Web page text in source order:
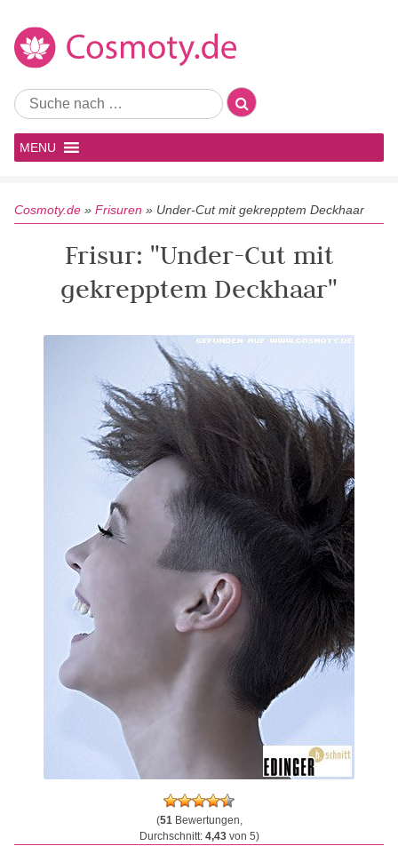
MENU
Cosmoty.de » Frisuren » Under-Cut mit gekrepptem Deckhaar
Frisur: "Under-Cut mit
gekrepptem Deckhaar"
(51Bewertungen,
Durchschnitt: 4,43von 5)